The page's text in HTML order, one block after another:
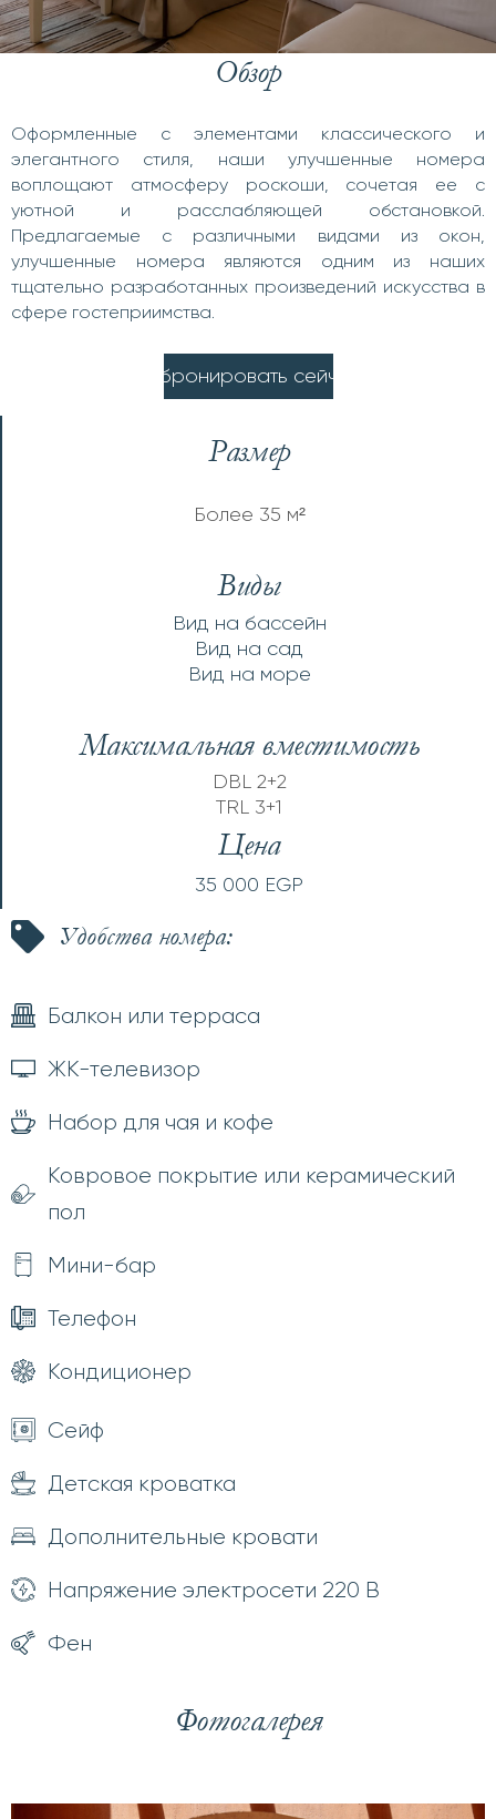
Обзор
Оформленные с элементами классического и
элегантного стиля, наши улучшенные номера
воплощают атмосферу роскоши, сочетая ее с
уютной и расслабляющей обстановкой.
Предлагаемые с различными видами из окон,
улучшенные номера являются одним из наших
тщательно разработанных произведений искусства в
сфере гостеприимства.
бронировать сейч
Размер
Более 35 м²
Виды
Вид на бассейн
Вид на сад
Вид на море
Максимальная вместимость
DBL 2+2
TRL 3+1
Цена
35 000 EGP
Удобства номера:
Балкон или терраса
ЖК-телевизор
Набор для чая и кофе
Ковровое покрытие или керамический
пол
Мини-бар
Телефон
Кондиционер
Сейф
Детская кроватка
Дополнительные кровати
Напряжение электросети 220 В
Фен
Фотогалерея